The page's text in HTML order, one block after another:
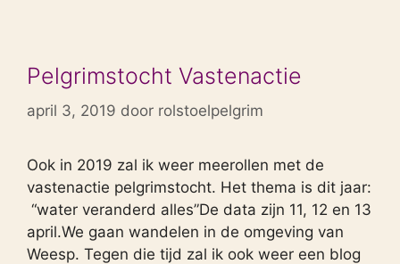
Pelgrimstocht Vastenactie
april 3, 2019 door rolstoelpelgrim
Ook in 2019 zal ik weer meerollen met de
vastenactie pelgrimstocht. Het thema is dit jaar:
“water veranderd alles”De data zijn 11, 12 en 13
april.We gaan wandelen in de omgeving van
Weesp. Tegen die tijd zal ik ook weer een blog